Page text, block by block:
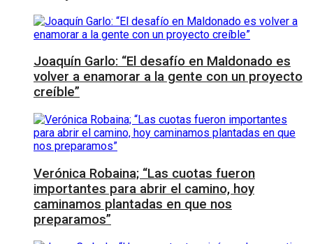
Joaquín Garlo: “El desafío en Maldonado es
volver a enamorar a la gente con un proyecto
creíble”
Verónica Robaina; “Las cuotas fueron
importantes para abrir el camino, hoy
caminamos plantadas en que nos
preparamos”